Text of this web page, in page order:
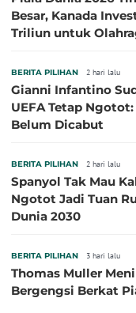
Besar, Kanada
Triliun untuk
BERITA PILIHAN 2 hari lalu
Gianni Infantino
UEFA Tetap
Belum Dicabut
BERITA PILIHAN 2 hari lalu
Spanyol Tak Mau
Ngotot Jadi Tuan
Dunia 2030
BERITA PILIHAN 3 hari lalu
Thomas Muller
Bergengsi Berkat